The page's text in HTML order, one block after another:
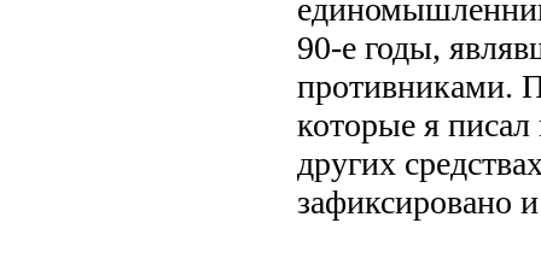
90-е годы,
противниками.
которые я писал
других
зафиксировано